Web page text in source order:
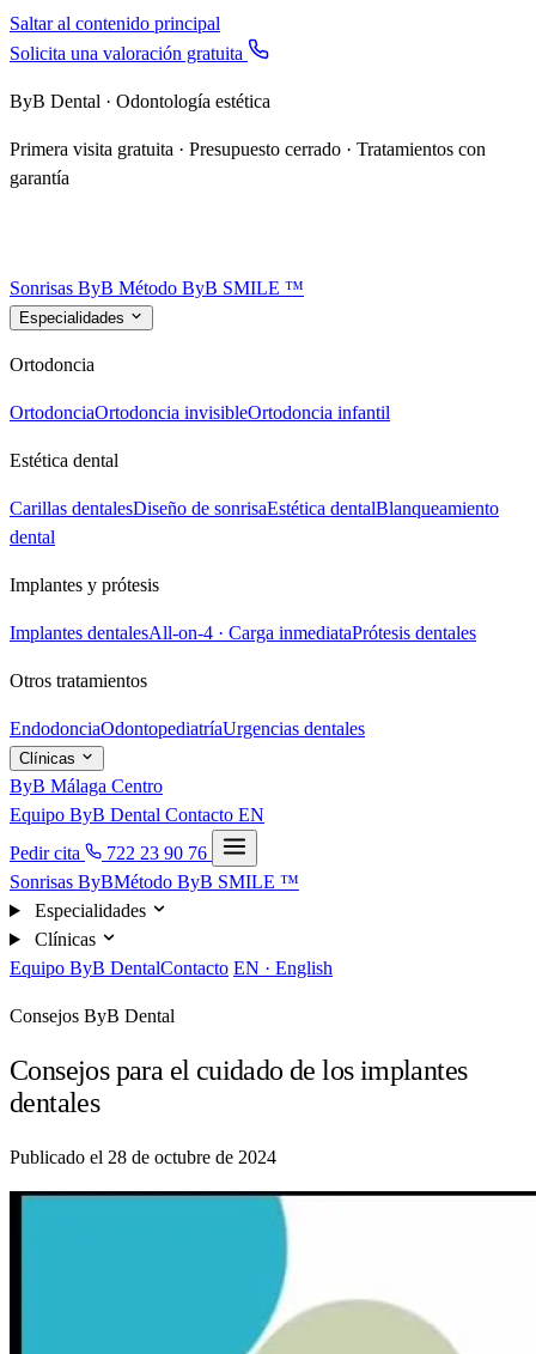
Saltar al contenido principal
Solicita una valoración gratuita
ByB Dental · Odontología estética
Primera visita gratuita · Presupuesto cerrado · Tratamientos con
garantía
Sonrisas ByB Método ByB SMILE ™
Especialidades
Ortodoncia
OrtodonciaOrtodoncia invisibleOrtodoncia infantil
Estética dental
Carillas dentalesDiseño de sonrisaEstética dentalBlanqueamiento
dental
Implantes y prótesis
Implantes dentalesAll-on-4 · Carga inmediataPrótesis dentales
Otros tratamientos
EndodonciaOdontopediatríaUrgencias dentales
Clínicas
ByB Málaga Centro
Equipo ByB Dental Contacto EN
Pedir cita
722 23 90 76
Sonrisas ByBMétodo ByB SMILE ™
Especialidades
Clínicas
Equipo ByB DentalContacto EN · English
Consejos ByB Dental
Consejos para el cuidado de los implantes
dentales
Publicado el 28 de octubre de 2024